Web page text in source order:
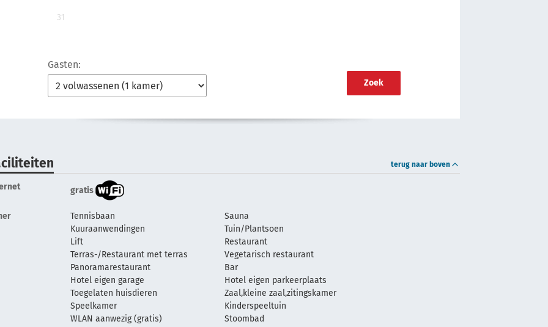
31
Gasten:
Zoek
terug naar boven
gratis
Tennisbaan
Sauna
Kuuraanwendingen
Tuin/Plantsoen
Lift
Restaurant
Terras-/Restaurant met terras
Vegetarisch restaurant
Panoramarestaurant
Bar
Hotel eigen garage
Hotel eigen parkeerplaats
Toegelaten huisdieren
Zaal,kleine zaal,zitingskamer
Speelkamer
Kinderspeeltuin
WLAN aanwezig (gratis)
Stoombad